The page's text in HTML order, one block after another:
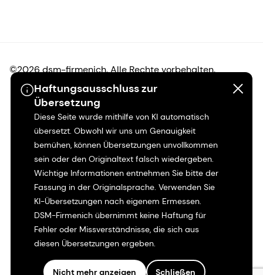
Haftungsausschluss zur
Übersetzung
Diese Seite wurde mithilfe von KI automatisch
übersetzt. Obwohl wir uns um Genauigkeit
bemühen, können Übersetzungen unvollkommen
sein oder den Originaltext falsch wiedergeben.
Wichtige Informationen entnehmen Sie bitte der
Fassung in der Originalsprache. Verwenden Sie
KI-Übersetzungen nach eigenem Ermessen.
DSM-Firmenich übernimmt keine Haftung für
Fehler oder Missverständnisse, die sich aus
diesen Übersetzungen ergeben.
Nicht mehr anzeigen Schließen
©2026 dsm-firmenich. Alle Rechte vorbehalten.
Hinweis zum Datenschutz
Bedingungen für die Nutzung
Bedingungen und Konditionen
Kalifornien-Transparenz
Erklärung zur Zugänglichkeit